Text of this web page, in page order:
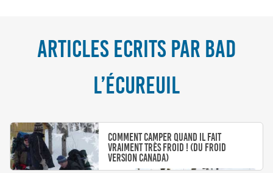
ARTICLES ECRITS PAR BAD
L’ÉCUREUIL
Comment camper quand il fait
vraiment très froid ! (du froid
version Canada)